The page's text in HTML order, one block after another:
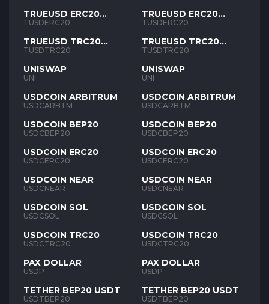
TRUEUSD ERC20
TUSD
TUSDERC20
TRUEUSD TRC20
TUSD
TUSDTRC20
UNISWAP
UNI
USDCOIN ARBITRUM
USDCARBTM
USDCOIN BEP20
USDCBEP20
USDCOIN ERC20
USDCERC20
USDCOIN NEAR
USDCNEAR
USDCOIN SOL
USDCSOL
USDCOIN TRC20
USDCTRC20
PAX DOLLAR
USDP
TETHER BEP20 USDT
USDTBEP20
TRUEUSD ERC20
TUSD
TUSDERC20
TRUEUSD TRC20
TUSD
TUSDTRC20
UNISWAP
UNI
USDCOIN ARBITRUM
USDCARBTM
USDCOIN BEP20
USDCBEP20
USDCOIN ERC20
USDCERC20
USDCOIN NEAR
USDCNEAR
USDCOIN SOL
USDCSOL
USDCOIN TRC20
USDCTRC20
PAX DOLLAR
USDP
TETHER BEP20 USDT
USDTBEP20